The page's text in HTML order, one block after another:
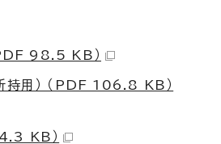
PDF 98.5 KB）
持用） （PDF 106.8 KB）
KB）